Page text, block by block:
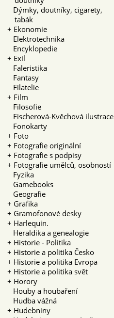
Dýmky, doutníky, cigarety,
tabák
+ Ekonomie
Elektrotechnika
Encyklopedie
+ Exil
Faleristika
Fantasy
Filatelie
+ Film
Filosofie
Fischerová-Kvěchová ilustrace
Fonokarty
+ Foto
+ Fotografie originální
+ Fotografie s podpisy
+ Fotografie umělců, osobností
Fyzika
Gamebooks
Geografie
+ Grafika
+ Gramofonové desky
+ Harlequin.
Heraldika a genealogie
+ Historie - Politika
+ Historie a politika Česko
+ Historie a politika Evropa
+ Historie a politika svět
+ Horory
Houby a houbaření
Hudba vážná
+ Hudebniny